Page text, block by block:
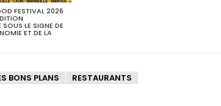
FESTIVAL 2026
SOUS LE SIGNE DE
ET DE LA
BONS PLANS
RESTAURANTS